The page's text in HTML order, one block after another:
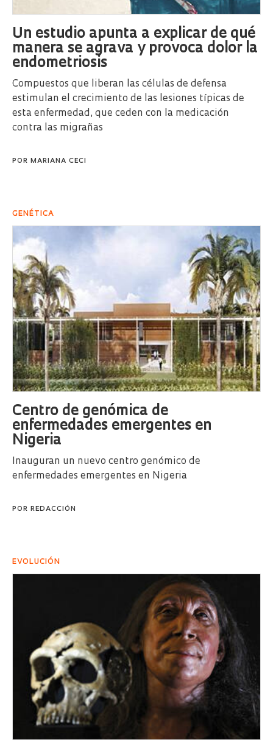
Un estudio apunta a explicar de qué
manera se agrava y provoca dolor la
endometriosis
Compuestos que liberan las células de defensa
estimulan el crecimiento de las lesiones típicas de
esta enfermedad, que ceden con la medicación
contra las migrañas
POR MARIANA CECI
GENÉTICA
Centro de genómica de
enfermedades emergentes en
Nigeria
Inauguran un nuevo centro genómico de
enfermedades emergentes en Nigeria
POR REDACCIÓN
EVOLUCIÓN